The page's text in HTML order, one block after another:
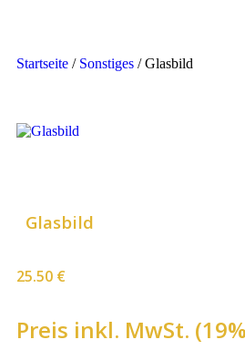
Startseite / Sonstiges /Glasbild
Glasbild
25.50 €
Preis inkl. MwSt.